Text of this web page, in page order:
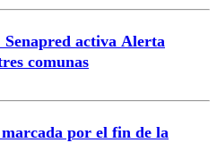
activa Alerta
comunas
por el fin de la